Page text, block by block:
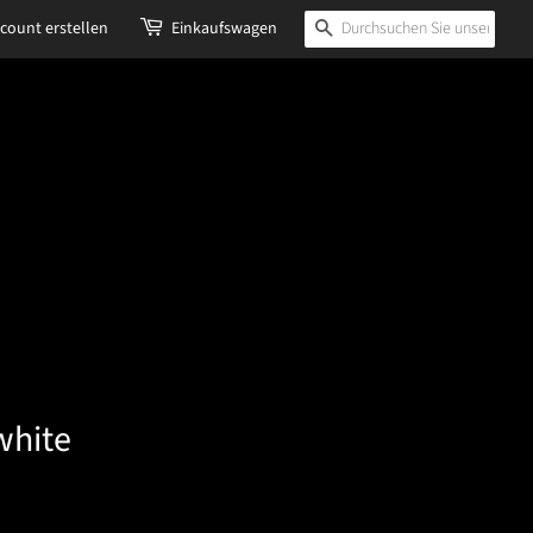
erstellen Einkaufswagen Suchen